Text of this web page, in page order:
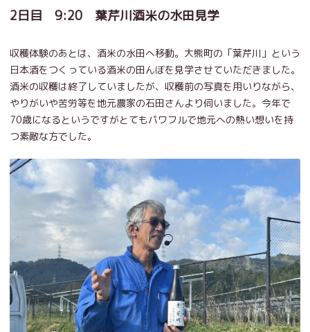
2日目 9:20 葉芹川酒米の水田見学
収穫体験のあとは、酒米の水田へ移動。大熊町の「葉芹川」という
日本酒をつくっている酒米の田んぼを見学させていただきました。
酒米の収穫は終了していましたが、収穫前の写真を用いりながら、
やりがいや苦労等を地元農家の石田さんより伺いました。今年で
70歳になるというですがとてもパワフルで地元への熱い想いを持
つ素敵な方でした。